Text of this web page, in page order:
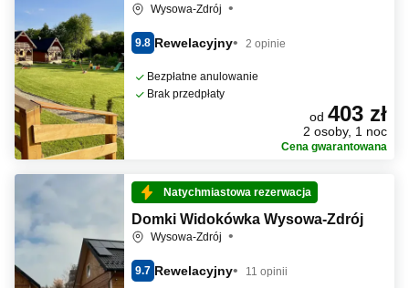
Wysowa-Zdrój
9.8 Rewelacyjny 2 opinie
Bezpłatne anulowanie
Brak przedpłaty
od 403 zł
2 osoby, 1 noc
Cena gwarantowana
Natychmiastowa rezerwacja
Domki Widokówka Wysowa-Zdrój
Wysowa-Zdrój
9.7 Rewelacyjny 11 opinii